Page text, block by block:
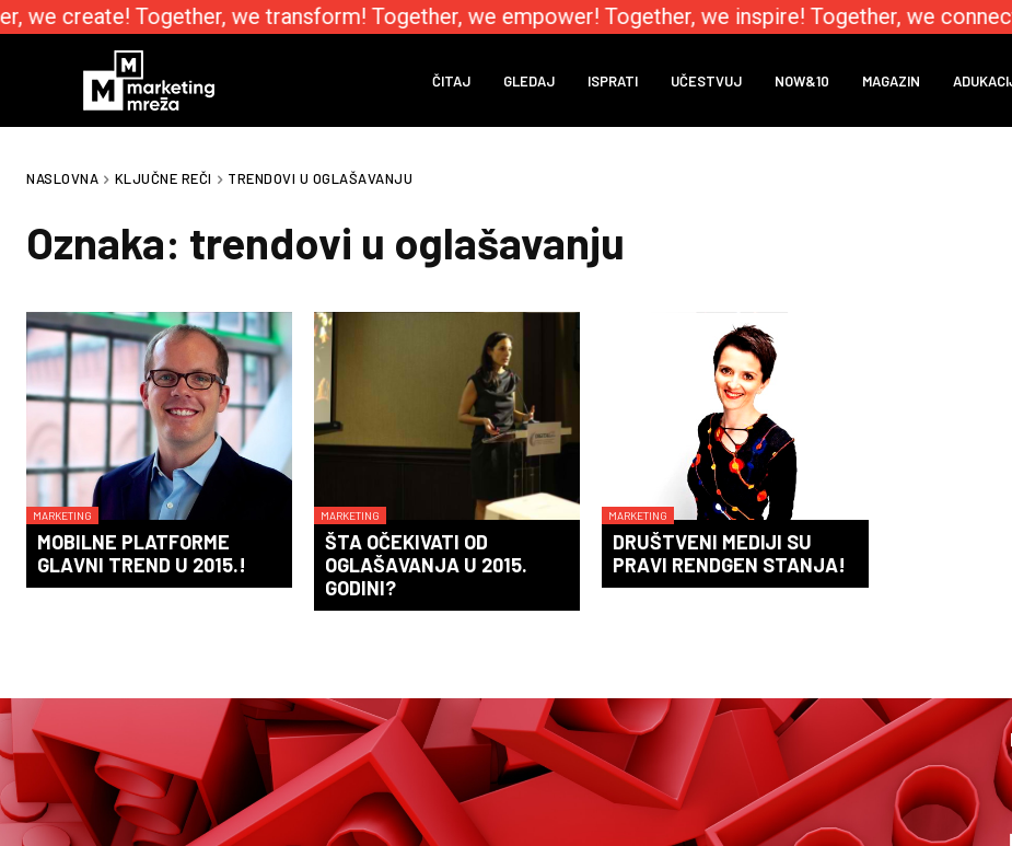
we create! Together, we transform! Together, we empower! Together, we inspire! Together, we
ČITAJ GLEDAJ ISPRATI UČESTVUJ NOW&10 MAGAZIN
NASLOVNA KLJUČNE REČI TRENDOVI U OGLAŠAVANJU
Oznaka: trendovi u oglašavanju
MARKETING
MOBILNE PLATFORME
GLAVNI TREND U 2015.!
MARKETING
ŠTA OČEKIVATI OD
OGLAŠAVANJA U 2015.
GODINI?
MARKETING
DRUŠTVENI MEDIJI SU
PRAVI RENDGEN STANJA!